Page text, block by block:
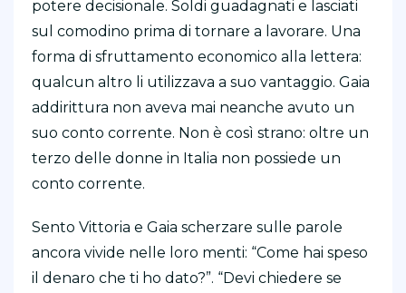
potere decisionale. Soldi guadagnati e lasciati
sul comodino prima di tornare a lavorare. Una
forma di sfruttamento economico alla lettera:
qualcun altro li utilizzava a suo vantaggio. Gaia
addirittura non aveva mai neanche avuto un
suo conto corrente. Non è così strano: oltre un
terzo delle donne in Italia non possiede un
conto corrente.
Sento Vittoria e Gaia scherzare sulle parole
ancora vivide nelle loro menti: “Come hai speso
il denaro che ti ho dato?”. “Devi chiedere se